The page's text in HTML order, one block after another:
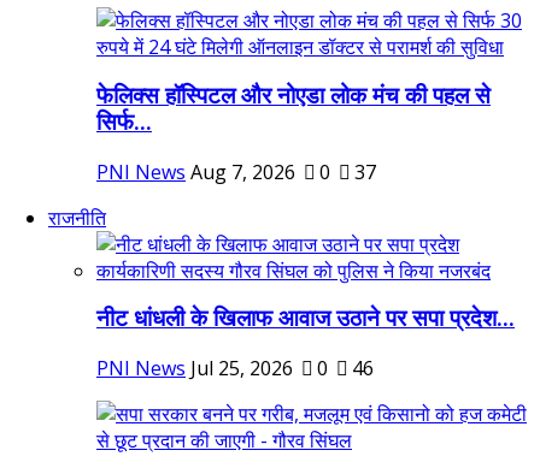
फेलिक्स हॉस्पिटल और नोएडा लोक मंच की पहल से
सिर्फ...
PNI News Aug 7, 2026 0
37
राजनीति
नीट धांधली के खिलाफ आवाज उठाने पर सपा प्रदेश...
PNI News Jul 25, 2026 0 46